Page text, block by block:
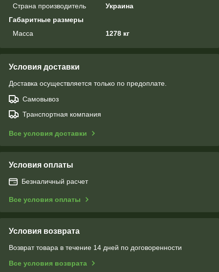
Страна производитель
Украина
Габаритные размеры
Масса
1278 кг
Условия доставки
Доставка осуществляется только по предоплате.
Самовывоз
Транспортная компания
Все условия доставки
Условия оплаты
Безналичный расчет
Все условия оплаты
Условия возврата
Возврат товара в течение 14 дней по договоренности
Все условия возврата